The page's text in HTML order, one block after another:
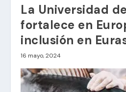
La Universidad
fortalece en
inclusión en
16 mayo, 2024